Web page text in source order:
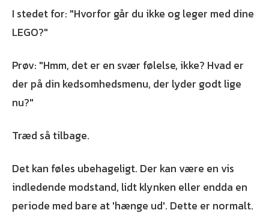
I stedet for: "Hvorfor går du ikke og leger med dine
LEGO?"
Prøv: "Hmm, det er en svær følelse, ikke? Hvad er
der på din kedsomhedsmenu, der lyder godt lige
nu?"
Træd så tilbage.
Det kan føles ubehageligt. Der kan være en vis
indledende modstand, lidt klynken eller endda en
periode med bare at 'hænge ud'. Dette er normalt.